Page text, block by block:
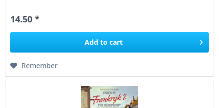
14.50 *
Add to cart
Remember